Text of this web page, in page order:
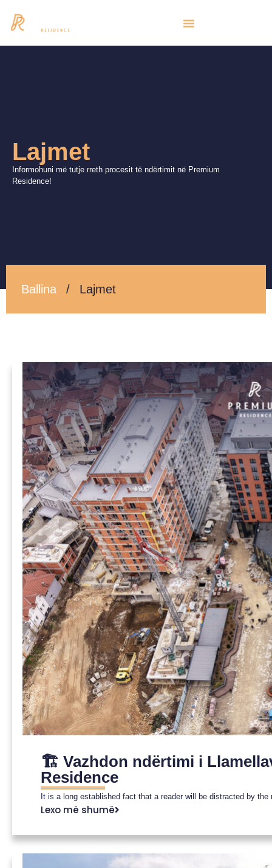
Lajmet
Informohuni më tutje rreth procesit të ndërtimit në Premium
Residence!
Ballina / Lajmet
🏗️ Vazhdon ndërtimi i
Residence
It is a long established fact that a reader will be distracted by
Lexo më shumë